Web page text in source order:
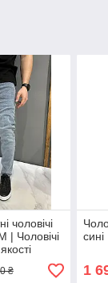
чоловічі
| Чоловічі
₴
сині
1